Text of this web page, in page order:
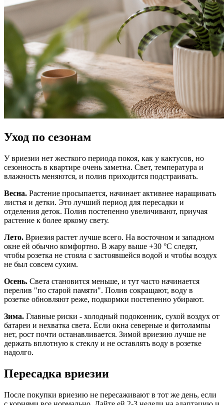
Уход по сезонам
У вриезии нет жесткого периода покоя, как у кактусов, но
сезонность в квартире очень заметна. Свет, температура и
влажность меняются, и полив приходится подстраивать.
Весна. Растение просыпается, начинает активнее наращивать
листья и детки. Это лучший период для пересадки и
отделения деток. Полив постепенно увеличивают, приучая
растение к более яркому свету.
Лето. Вриезия растет лучше всего. На восточном и западном
окне ей обычно комфортно. В жару выше +30 °C следят,
чтобы розетка не стояла с застоявшейся водой и чтобы воздух
не был совсем сухим.
Осень. Света становится меньше, и тут часто начинается
перелив "по старой памяти". Полив сокращают, воду в
розетке обновляют реже, подкормки постепенно убирают.
Зима. Главные риски - холодный подоконник, сухой воздух от
батареи и нехватка света. Если окна северные и фитолампы
нет, рост почти останавливается. Зимой вриезию лучше не
держать вплотную к стеклу и не оставлять воду в розетке
надолго.
Пересадка вриезии
После покупки вриезию не пересаживают в тот же день, если